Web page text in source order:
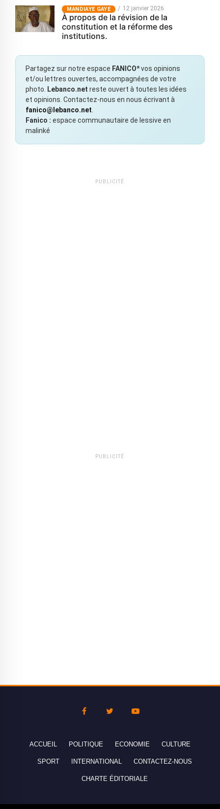
MANDIAYE GAYE 12 janvier 2026
À propos de la révision de la
constitution et la réforme des
institutions.
Partagez sur notre espace FANICO*vos opinions
et/ou lettres ouvertes, accompagnées de votre
photo.
Lebanco.net reste ouvert à toutes les idées
et opinions. Contactez-nous en nous écrivant à
fanico@lebanco.net
Fanico : espace communautaire de lessive en
malinké
PUBLICITÉ
PUBLICITÉ
ACCUEIL POLITIQUE ECONOMIE CULTURE
SPORT INTERNATIONAL CONTACTEZ-NOUS
CHARTE ÉDITORIALE